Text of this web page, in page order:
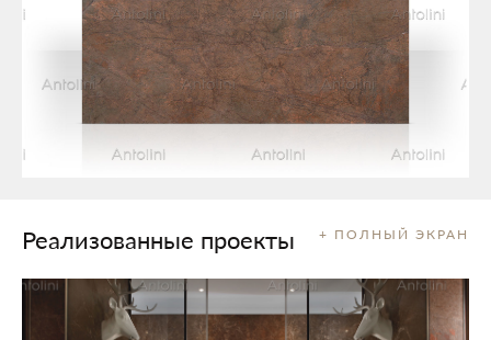
+ ПОЛНЫЙ ЭКРАН
Реализованные проекты